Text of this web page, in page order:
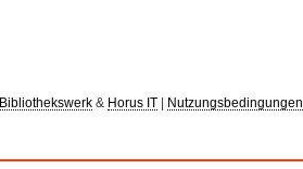
& Horus IT| Nutzungsbedingungen